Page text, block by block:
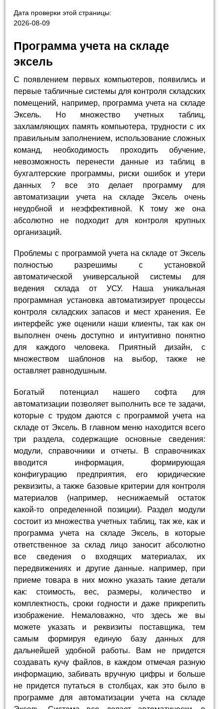
Дата проверки этой страницы:
2026-08-09
Программа учета на складе
эксель
С появлением первых компьютеров, появились и
первые табличные системы для контроля складских
помещений, например, программа учета на складе
Эксель. Но множество учетных таблиц,
захламляющих память компьютера, трудности с их
правильным заполнением, использование сложных
команд, необходимость проходить обучение,
невозможность перенести данные из таблиц в
бухгалтерские программы, риски ошибок и утери
данных ? все это делает программу для
автоматизации учета на складе Эксель очень
неудобной и неэффективной. К тому же она
абсолютно не подходит для контроля крупных
организаций.
Проблемы с программой учета на складе от Эксель
полностью разрешимы с установкой
автоматической универсальной системы для
ведения склада от УСУ. Наша уникальная
программная установка автоматизирует процессы
контроля складских запасов и мест хранения. Ее
интерфейс уже оценили наши клиенты, так как он
выполнен очень доступно и интуитивно понятно
для каждого человека. Приятный дизайн, с
множеством шаблонов на выбор, также не
оставляет равнодушным.
Богатый потенциал нашего софта для
автоматизации позволяет выполнить все те задачи,
которые с трудом даются с программой учета на
складе от Эксель. В главном меню находится всего
три раздела, содержащие основные сведения:
модули, справочники и отчеты. В справочниках
вводится информация, формирующая
конфигурацию предприятия, его юридические
реквизиты, а также базовые критерии для контроля
материалов (например, неснижаемый остаток
какой-то определенной позиции). Раздел модули
состоит из множества учетных таблиц, так же, как и
программа учета на складе Эксель, в которые
ответственное за склад лицо заносит абсолютно
все сведения о входящих материалах, их
передвижениях и другие данные. например, при
приеме товара в них можно указать такие детали
как: стоимость, вес, размеры, количество и
комплектность, сроки годности и даже прикрепить
изображение. Немаловажно, что здесь же вы
можете указать и реквизиты поставщика, тем
самым формируя единую базу данных для
дальнейшей удобной работы. Вам не придется
создавать кучу файлов, в каждом отмечая разную
информацию, забивать вручную цифры и больше
не придется путаться в столбцах, как это было в
программе для автоматизации учета на складе